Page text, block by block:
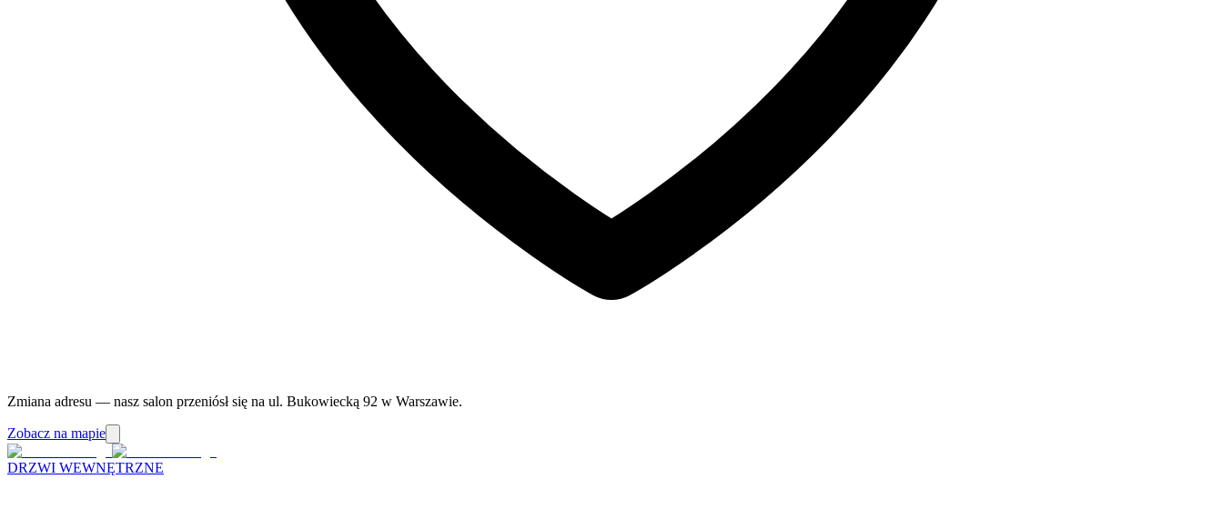
Zmiana adresu — nasz salon przeniósł się na ul. Bukowiecką 92 w Warszawie.
Zobacz na mapie
DRZWI WEWNĘTRZNE